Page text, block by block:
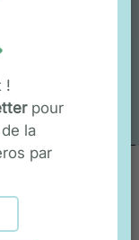
Ruche
!
pour
la
par